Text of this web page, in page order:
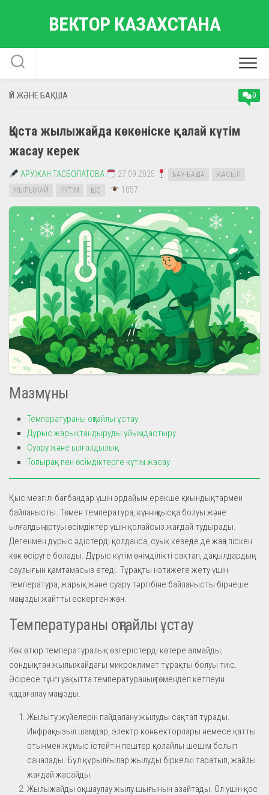
ВЕКТОР КАЗАХСТАНА
ҮЙ ЖӘНЕ БАҚША 0
Қыста жылыжайда көкөніске қалай күтім
жасау керек
АРУЖАН ТАСБОЛАТОВА 27.09.2025 БАУ-БАҚША
ЖАСЫЛ
ЖЫЛЫЖАЙ
КҮТІМ ҚЫС 1057
Мазмұны
Температураны оңтайлы ұстау
Дұрыс жарықтандыруды ұйымдастыру
Суару және ылғалдылық
Топырақ пен өсімдіктерге күтім жасау
Қыс мезгілі бағбандар үшін әрдайым ерекше қиындықтармен
байланысты. Төмен температура, күннің қысқа болуы және
ылғалдың артуы өсімдіктер үшін қолайсыз жағдай тудырады.
Дегенмен дұрыс әдістерді қолданса, суық кезеңде де жаңа піскен
көк өсіруге болады. Дұрыс күтім өнімділікті сақтап, дақылдардың
саулығын қамтамасыз етеді. Тұрақты нәтижеге жету үшін
температура, жарық және суару тәртібіне байланысты бірнеше
маңызды жайтты ескерген жөн.
Температураны оңтайлы ұстау
Көк өткір температуралық өзгерістерді көтере алмайды,
сондықтан жылыжайдағы микроклимат тұрақты болуы тиіс.
Әсіресе түнгі уақытта температураның төмендеп кетпеуін
қадағалау маңызды.
Жылыту жүйелерін пайдалану жылуды сақтап тұрады.
Инфрақызыл шамдар, электр конвекторлары немесе қатты
отынмен жұмыс істейтін пештер қолайлы шешім болып
саналады. Бұл құрылғылар жылуды біркелкі таратып, жайлы
жағдай жасайды.
Жылыжайды оқшаулау жылу шығынын азайтады. Ол үшін қос